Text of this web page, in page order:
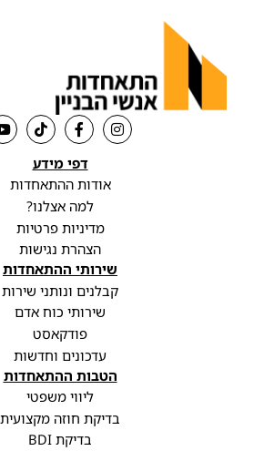
דפי מידע
אודות ההתאחדות
למה אצלנו?
מדיניות פרטיות
הצהרת נגישות
שירותי ההתאחדות
קבלנים ונותני שירות
שירותי כוח אדם
פודקאסט
עדכונים וחדשות
הטבות ההתאחדות
ליווי משפטי
בדיקת חוזה מקצועית
בדיקת BDI